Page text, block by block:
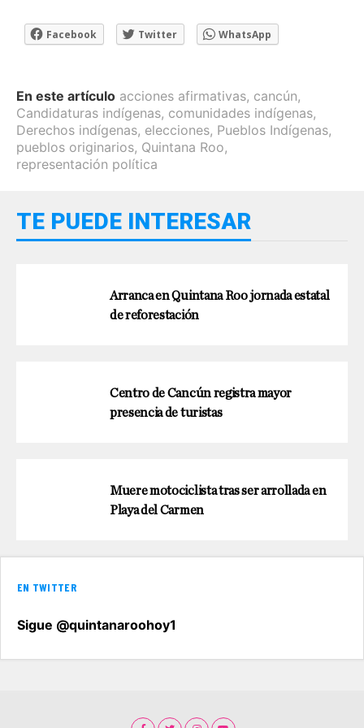
Facebook Twitter WhatsApp
En este artículo acciones afirmativas, cancún,
Candidaturas indígenas, comunidades indígenas,
Derechos indígenas, elecciones, Pueblos Indígenas,
pueblos originarios, Quintana Roo,
representación política
TE PUEDE INTERESAR
Arranca en Quintana Roo jornada estatal
de reforestación
Centro de Cancún registra mayor
presencia de turistas
Muere motociclista tras ser arrollada en
Playa del Carmen
EN TWITTER
Sigue @quintanaroohoy1